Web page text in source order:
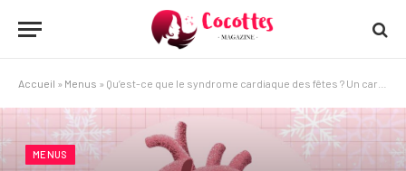
Accueil » Menus » Qu’est-ce que le syndrome cardiaque des fêtes ? Un cardiologue explique
MENUS